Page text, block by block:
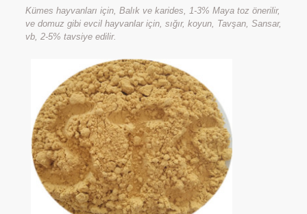
Kümes hayvanları için, Balık ve karides, 1-3% Maya toz önerilir,
ve domuz gibi evcil hayvanlar için, sığır, koyun, Tavşan, Sansar,
vb, 2-5% tavsiye edilir.